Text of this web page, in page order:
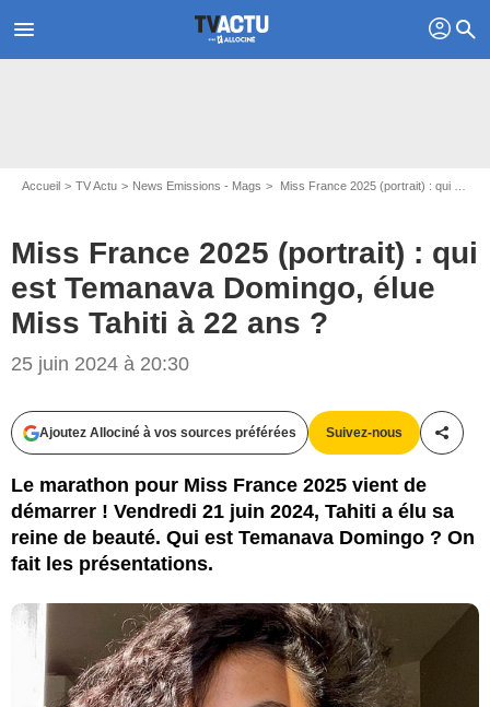
menu profil search
Accueil TV Actu News Emissions - Mags Miss France 2025 (portrait) : qui est Temanava Domingo, élue Miss Tahiti à 22 ans ?
Miss France 2025 (portrait) : qui
est Temanava Domingo, élue
Miss Tahiti à 22 ans ?
25 juin 2024 à 20:30
Ajoutez Allociné à vos sources préférées Suivez-nous
Le marathon pour Miss France 2025 vient de
démarrer ! Vendredi 21 juin 2024, Tahiti a élu sa
reine de beauté. Qui est Temanava Domingo ? On
fait les présentations.
Instagram @temanavadomingooff